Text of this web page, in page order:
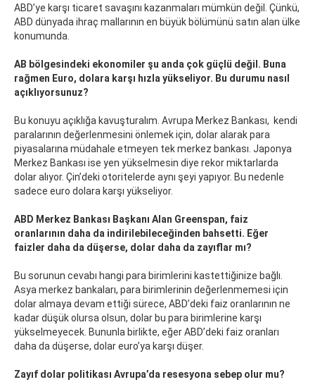
ABD’ye karşı ticaret savaşını kazanmaları mümkün değil. Çünkü,
ABD dünyada ihraç mallarının en büyük bölümünü satın alan ülke
konumunda.
AB bölgesindeki ekonomiler şu anda çok güçlü değil. Buna
rağmen Euro, dolara karşı hızla yükseliyor. Bu durumu nasıl
açıklıyorsunuz?
Bu konuyu açıklığa kavuşturalım. Avrupa Merkez Bankası, kendi
paralarının değerlenmesini önlemek için, dolar alarak para
piyasalarına müdahale etmeyen tek merkez bankası. Japonya
Merkez Bankası ise yen yükselmesin diye rekor miktarlarda
dolar alıyor. Çin’deki otoritelerde aynı şeyi yapıyor. Bu nedenle
sadece euro dolara karşı yükseliyor.
ABD Merkez Bankası Başkanı Alan Greenspan, faiz
oranlarının daha da indirilebileceğinden bahsetti. Eğer
faizler daha da düşerse, dolar daha da zayıflar mı?
Bu sorunun cevabı hangi para birimlerini kastettiğinize bağlı.
Asya merkez bankaları, para birimlerinin değerlenmemesi için
dolar almaya devam ettiği sürece, ABD’deki faiz oranlarının ne
kadar düşük olursa olsun, dolar bu para birimlerine karşı
yükselmeyecek. Bununla birlikte, eğer ABD’deki faiz oranları
daha da düşerse, dolar euro’ya karşı düşer.
Zayıf dolar politikası Avrupa’da resesyona sebep olur mu?